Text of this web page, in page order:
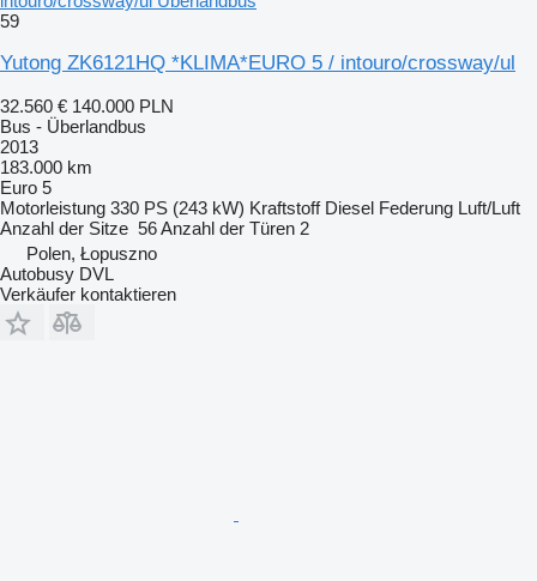
59
Yutong ZK6121HQ *KLIMA*EURO 5 / intouro/crossway/ul
32.560 € 140.000 PLN
Bus - Überlandbus
2013
183.000 km
Euro 5
Motorleistung 330 PS (243 kW) Kraftstoff Diesel Federung Luft/Luft
Anzahl der Sitze 56Anzahl der Türen 2
Polen, Łopuszno
Autobusy DVL
Verkäufer kontaktieren